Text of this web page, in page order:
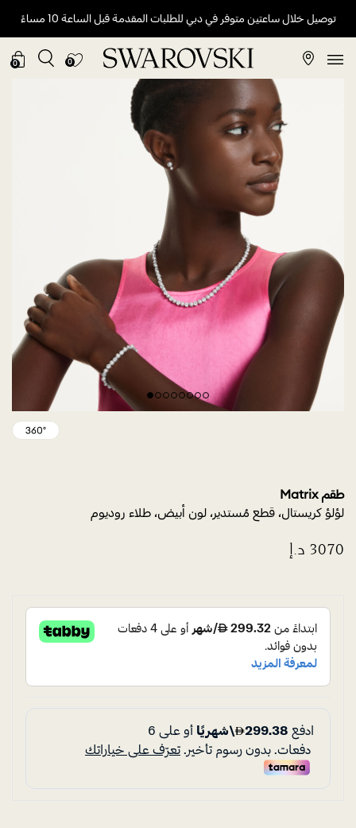
توصيل خلال ساعتين متوفر في دبي للطلبات المقدمة قبل الساعة 10 مساءً
0
0
طقم Matrix
لؤلؤ كريستال، قطع مُستدير، لون أبيض، طلاء روديوم